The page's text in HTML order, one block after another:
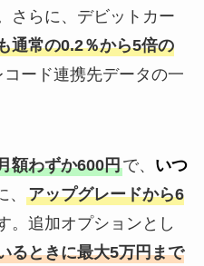
さらに、デビットカー
通常の0.2％から5倍の
ード連携先データの一
額わずか600円で、 いつ
アップグレードから6
。追加オプションとし
るときに最大5万円まで